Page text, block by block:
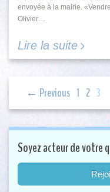
envoyée à la mairie.
Olivier…
Lire la suite
← Previous 1 2 3
Soyez acteur de votre